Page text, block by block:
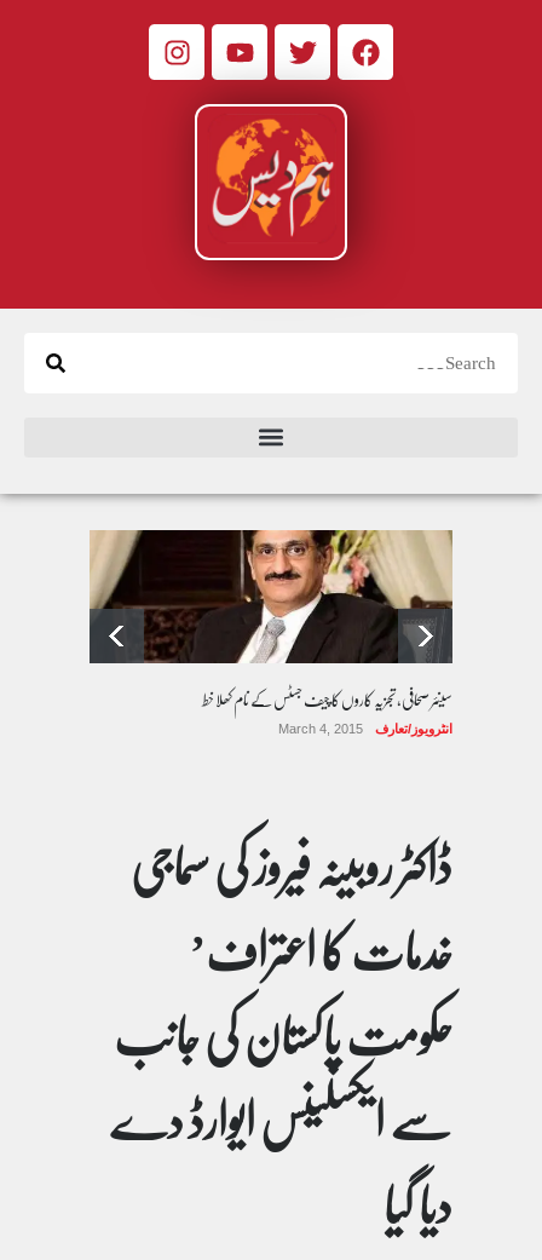
سینئر صحافی، تجزیہ کاروں کا چیف جسٹس کے نام کھلا خط
انٹرویوز/تعارف March 4, 2015
ڈاکٹر روبینہ فیروز کی سماجی
خدمات کا اعتراف’
حکومت پاکستان کی جانب
سے ایکسلینس ایوارڈ دے
دیا گیا